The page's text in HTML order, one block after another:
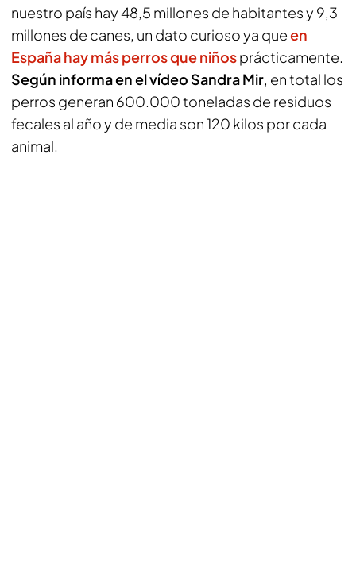
nuestro país hay 48,5 millones de habitantes y 9,3
millones de canes, un dato curioso ya queen
España hay más perros que niñosprácticamente.
Según informa en el vídeo Sandra Mir, en total los
perros generan 600.000 toneladas de residuos
fecales al año y de media son 120 kilos por cada
animal.